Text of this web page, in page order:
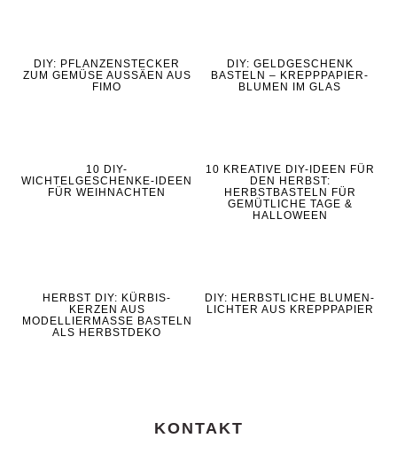
DIY: PFLANZENSTECKER
ZUM GEMÜSE AUSSÄEN AUS
FIMO
DIY: GELDGESCHENK
BASTELN – KREPPPAPIER-
BLUMEN IM GLAS
10 DIY-
WICHTELGESCHENKE-IDEEN
FÜR WEIHNACHTEN
10 KREATIVE DIY-IDEEN FÜR
DEN HERBST:
HERBSTBASTELN FÜR
GEMÜTLICHE TAGE &
HALLOWEEN
HERBST DIY: KÜRBIS-
KERZEN AUS
MODELLIERMASSE BASTELN
ALS HERBSTDEKO
DIY: HERBSTLICHE BLUMEN-
LICHTER AUS KREPPPAPIER
KONTAKT